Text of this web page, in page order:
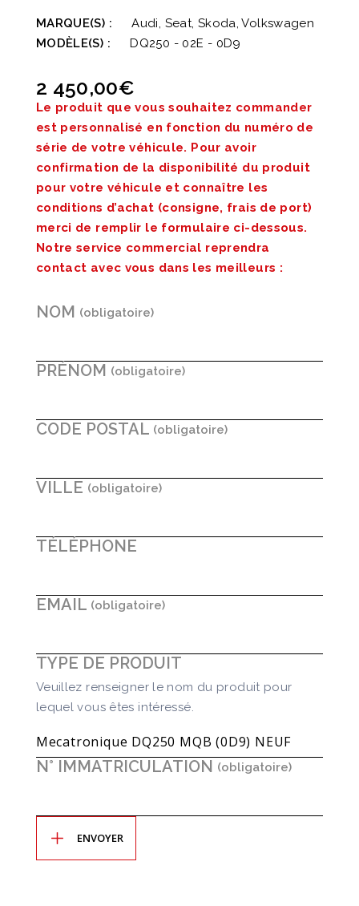
MARQUE(S) :
Audi, Seat, Skoda, Volkswagen
MODÈLE(S) :
DQ250 - 02E - 0D9
2 450,00€
Le produit que vous souhaitez commander
est personnalisé en fonction du numéro de
série de votre véhicule. Pour avoir
confirmation de la disponibilité du produit
pour votre véhicule et connaître les
conditions d’achat (consigne, frais de port)
merci de remplir le formulaire ci-dessous.
Notre service commercial reprendra
contact avec vous dans les meilleurs :
NOM
PRÉNOM
CODE POSTAL
VILLE
TÉLÉPHONE
EMAIL
TYPE DE PRODUIT
Veuillez renseigner le nom du produit pour
lequel vous êtes intéressé.
N° IMMATRICULATION